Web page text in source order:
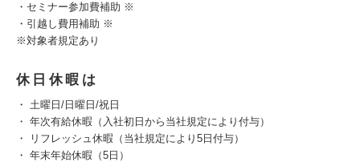
・セミナー参加費補助 ※
・引越し費用補助 ※
※対象者規定あり
休日休暇は
・ 土曜日/日曜日/祝日
・ 年次有給休暇（入社初日から当社規定により付与）
・ リフレッシュ休暇（当社規定により5日付与）
・ 年末年始休暇（5日）